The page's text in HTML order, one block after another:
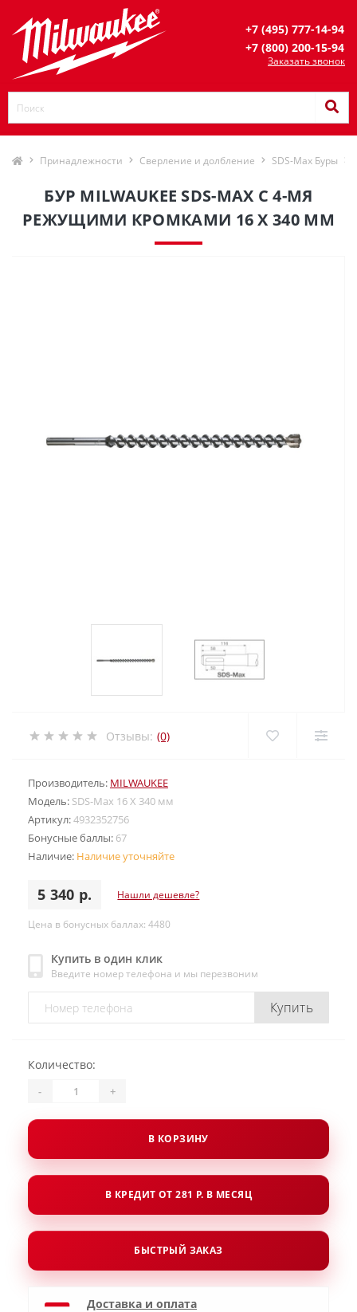
+7 (495) 777-14-94
+7 (800) 200-15-94
Заказать звонок
Принадлежности Сверление и долбление SDS-Max Буры
БУР MILWAUKEE SDS-MAX С 4-МЯ
РЕЖУЩИМИ КРОМКАМИ 16 X 340 ММ
Отзывы: (0)
Производитель: MILWAUKEE
Модель: SDS-Max 16 X 340 мм
Артикул:4932352756
Бонусные баллы: 67
Наличие: Наличие уточняйте
5 340 р. Нашли дешевле?
Цена в бонусных баллах: 4480
Купить в один клик
Введите номер телефона и мы перезвоним
Купить
Количество:
- +
В КОРЗИНУ
В КРЕДИТ ОТ 281 Р. В МЕСЯЦ
БЫСТРЫЙ ЗАКАЗ
Доставка и оплата